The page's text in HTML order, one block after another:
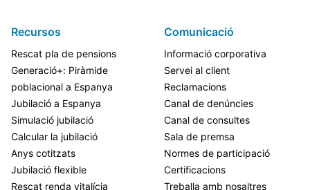
Recursos
Rescat pla de pensions
Generació+: Piràmide
poblacional a Espanya
Jubilació a Espanya
Simulació jubilació
Calcular la jubilació
Anys cotitzats
Jubilació flexible
Rescat renda vitalícia
Comunicació
Informació corporativa
Servei al client
Reclamacions
Canal de denúncies
Canal de consultes
Sala de premsa
Normes de participació
Certificacions
Treballa amb nosaltres